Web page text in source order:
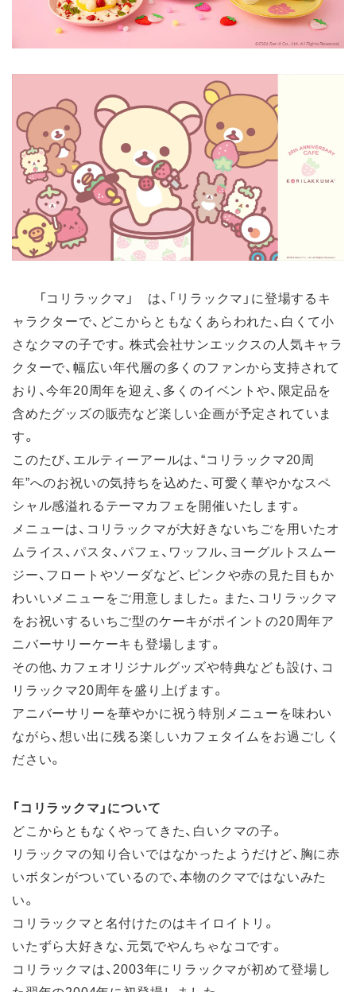
「コリラックマ」 は、「リラックマ」に登場するキ
ャラクターで、どこからともなくあらわれた、白くて小
さなクマの子です。株式会社サンエックスの人気キャラ
クターで、幅広い年代層の多くのファンから支持されて
おり、今年20周年を迎え、多くのイベントや、限定品を
含めたグッズの販売など楽しい企画が予定されていま
す。
このたび、エルティーアールは、“コリラックマ20周
年”へのお祝いの気持ちを込めた、可愛く華やかなスペ
シャル感溢れるテーマカフェを開催いたします。
メニューは、コリラックマが大好きないちごを用いたオ
ムライス、パスタ、パフェ、ワッフル、ヨーグルトスムー
ジー、フロートやソーダなど、ピンクや赤の見た目もか
わいいメニューをご用意しました。また、コリラックマ
をお祝いするいちご型のケーキがポイントの20周年ア
ニバーサリーケーキも登場します。
その他、カフェオリジナルグッズや特典なども設け、コ
リラックマ20周年を盛り上げます。
アニバーサリーを華やかに祝う特別メニューを味わい
ながら、想い出に残る楽しいカフェタイムをお過ごしく
ださい。
「コリラックマ」について
どこからともなくやってきた、白いクマの子。
リラックマの知り合いではなかったようだけど、胸に赤
いボタンがついているので、本物のクマではないみた
い。
コリラックマと名付けたのはキイロイトリ。
いたずら大好きな、元気でやんちゃなコです。
コリラックマは、2003年にリラックマが初めて登場し